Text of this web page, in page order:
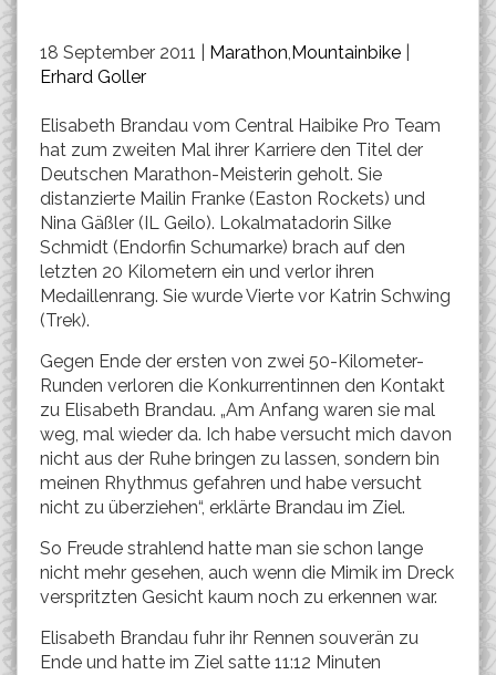
18 September 2011 | Marathon,Mountainbike
Erhard Goller
Elisabeth Brandau vom Central Haibike Pro Team
hat zum zweiten Mal ihrer Karriere den Titel der
Deutschen Marathon-Meisterin geholt. Sie
distanzierte Mailin Franke (Easton Rockets) und
Nina Gäßler (IL Geilo). Lokalmatadorin Silke
Schmidt (Endorfin Schumarke) brach auf den
letzten 20 Kilometern ein und verlor ihren
Medaillenrang. Sie wurde Vierte vor Katrin Schwing
(Trek).
Gegen Ende der ersten von zwei 50-Kilometer-
Runden verloren die Konkurrentinnen den Kontakt
zu Elisabeth Brandau. „Am Anfang waren sie mal
weg, mal wieder da. Ich habe versucht mich davon
nicht aus der Ruhe bringen zu lassen, sondern bin
meinen Rhythmus gefahren und habe versucht
nicht zu überziehen“, erklärte Brandau im Ziel.
So Freude strahlend hatte man sie schon lange
nicht mehr gesehen, auch wenn die Mimik im Dreck
verspritzten Gesicht kaum noch zu erkennen war.
Elisabeth Brandau fuhr ihr Rennen souverän zu
Ende und hatte im Ziel satte 11:12 Minuten